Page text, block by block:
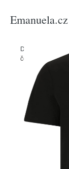
Emanuela.cz
Domů
černá / bílá